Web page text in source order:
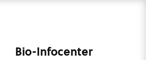
Bio-Infocenter